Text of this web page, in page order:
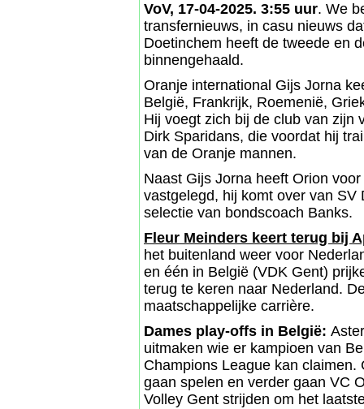
VoV, 17-04-2025. 3:55 uur. We
transfernieuws, in casu nieuws
Doetinchem heeft de tweede en
binnengehaald.
Oranje international Gijs Jorna
België, Frankrijk, Roemenië,
Hij voegt zich bij de club van zijn
Dirk Sparidans, die voordat hij
van de Oranje mannen.
Naast Gijs Jorna heeft Orion
vastgelegd, hij komt over van
selectie van bondscoach Banks.
Fleur Meinders keert terug bij
het buitenland weer voor
en één in België (VDK Gent)
terug te keren naar Nederland.
maatschappelijke carrière.
Dames play-offs in België:
uitmaken wie er kampioen van
Champions League kan
gaan spelen en verder gaan VC
Volley Gent strijden om het